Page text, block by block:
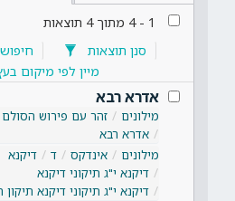
1
-
4 מתוך4 תוצאות
סנן תוצאות
מיין לפי מיקום
אדרא רבא
מילונים זהר עם פירוש הסולם
אדרא רבא
מילונים
אינדקס ד
דיקנא
דיקנא י"ג תיקוני דיקנא
דיקנא י"ג תיקוני דיקנא תיקון